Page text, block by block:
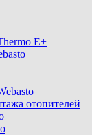
E+
отопителей